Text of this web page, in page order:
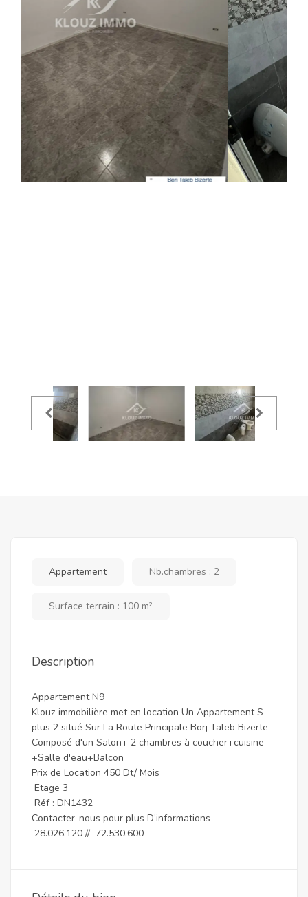
Appartement Nb.chambres : 2
Surface terrain : 100 m²
Description
Appartement N9
Klouz-immobilière met en location Un Appartement S
plus 2 situé Sur La Route Principale Borj Taleb Bizerte
Composé d'un Salon+ 2 chambres à coucher+cuisine
+Salle d'eau+Balcon
Prix de Location 450 Dt/ Mois
Etage 3
Réf : DN1432
Contacter-nous pour plus D’informations
28.026.120 // 72.530.600